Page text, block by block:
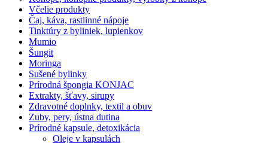
Včelie produkty
Čaj, káva, rastlinné nápoje
Tinktúry z byliniek, lupienkov
Mumio
Šungit
Moringa
Sušené bylinky
Prírodná špongia KONJAC
Extrakty, šťavy, sirupy
Zdravotné doplnky, textil a obuv
Zuby, pery, ústna dutina
Prírodné kapsule, detoxikácia
Oleje v kapsulách